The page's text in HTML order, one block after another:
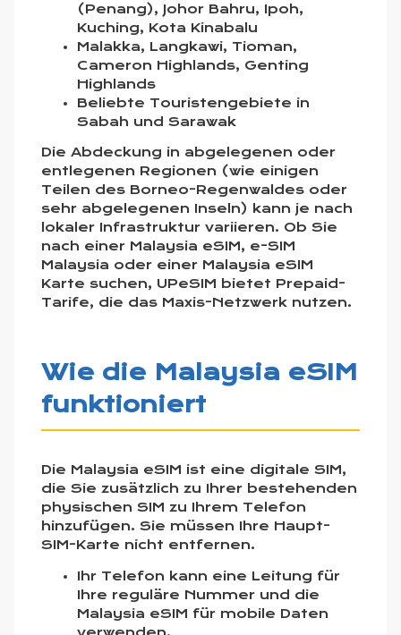
(Penang), Johor Bahru, Ipoh,
Kuching, Kota Kinabalu
Malakka, Langkawi, Tioman,
Cameron Highlands, Genting
Highlands
Beliebte Touristengebiete in
Sabah und Sarawak
Die Abdeckung in abgelegenen oder
entlegenen Regionen (wie einigen
Teilen des Borneo-Regenwaldes oder
sehr abgelegenen Inseln) kann je nach
lokaler Infrastruktur variieren. Ob Sie
nach einer Malaysia eSIM, e-SIM
Malaysia oder einer Malaysia eSIM
Karte suchen, UPeSIM bietet Prepaid-
Tarife, die das Maxis-Netzwerk nutzen.
Wie die Malaysia eSIM
funktioniert
Die Malaysia eSIM ist eine digitale SIM,
die Sie zusätzlich zu Ihrer bestehenden
physischen SIM zu Ihrem Telefon
hinzufügen. Sie müssen Ihre Haupt-
SIM-Karte nicht entfernen.
Ihr Telefon kann eine Leitung für
Ihre reguläre Nummer und die
Malaysia eSIM für mobile Daten